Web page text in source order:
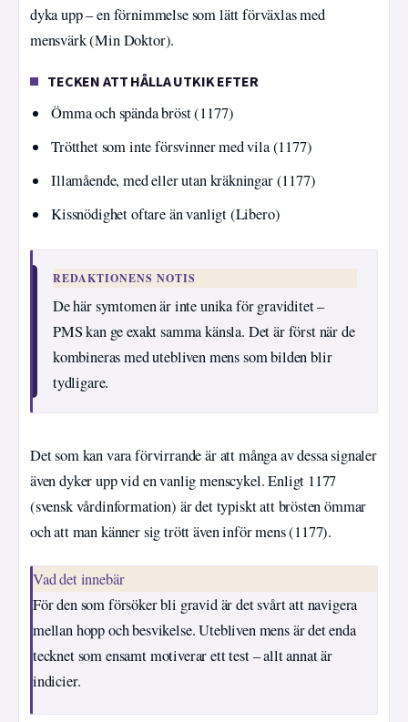
dyka upp – en förnimmelse som lätt förväxlas med
mensvärk (Min Doktor).
TECKEN ATT HÅLLA UTKIK EFTER
Ömma och spända bröst (1177)
Trötthet som inte försvinner med vila (1177)
Illamående, med eller utan kräkningar (1177)
Kissnödighet oftare än vanligt (Libero)
REDAKTIONENS NOTIS
De här symtomen är inte unika för graviditet –
PMS kan ge exakt samma känsla. Det är först när de
kombineras med utebliven mens som bilden blir
tydligare.
Det som kan vara förvirrande är att många av dessa signaler
även dyker upp vid en vanlig menscykel. Enligt 1177
(svensk vårdinformation) är det typiskt att brösten ömmar
och att man känner sig trött även inför mens (1177).
Vad det innebär
För den som försöker bli gravid är det svårt att navigera
mellan hopp och besvikelse. Utebliven mens är det enda
tecknet som ensamt motiverar ett test – allt annat är
indicier.